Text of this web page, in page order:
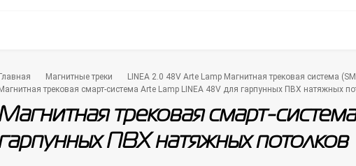
Главная Магнитные треки
LINEA 2.0 48V Arte Lamp Магнитная трековая система
Магнитная трековая смарт-система Arte Lamp LINEA 48V для гарпунных ПВХ натяжных
трековая смарт-
ПВХ натяжных потолков